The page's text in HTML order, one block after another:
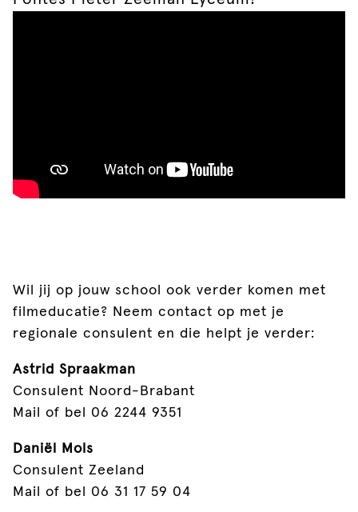
Wil jij op jouw school ook verder komen met
filmeducatie? Neem contact op met je
regionale consulent en die helpt je verder:
Astrid Spraakman
Consulent Noord-Brabant
Mail of bel 06 2244 9351‬
Daniël Mols
Consulent Zeeland
Mail of bel 06 31 17 59 04